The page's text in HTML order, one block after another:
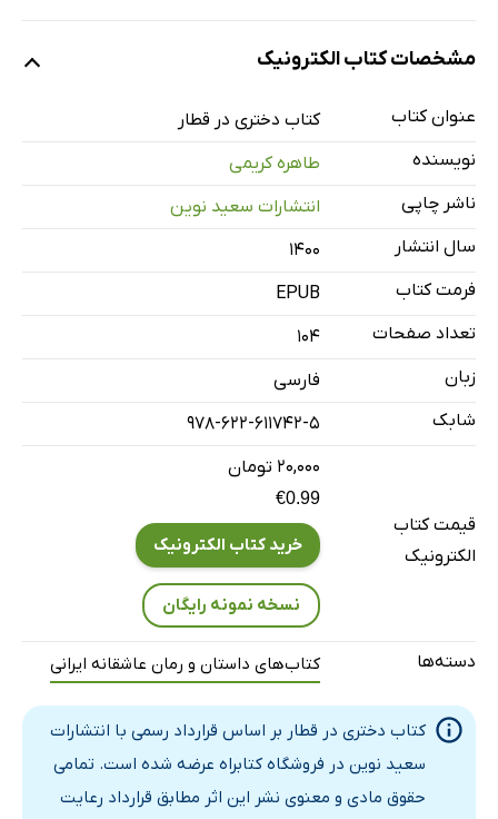
مشخصات کتاب الکترونیک
عنوان کتاب
کتاب دختری در قطار
نویسنده
طاهره کریمی
ناشر چاپی
انتشارات سعید نوین
سال انتشار
۱۴۰۰
فرمت کتاب
EPUB
تعداد صفحات
104
زبان
فارسی
شابک
978-622-611742-5
قیمت کتاب
الکترونیک
۲۰,۰۰۰ تومان
€0.99
خرید کتاب الکترونیک
نسخه نمونه رایگان
دسته‌ها کتاب‌های داستان و رمان عاشقانه ایرانی
کتاب دختری در قطار بر اساس قرارداد رسمی با انتشارات
سعید نوین در فروشگاه کتابراه عرضه شده است. تمامی
حقوق مادی و معنوی نشر این اثر مطابق قرارداد رعایت